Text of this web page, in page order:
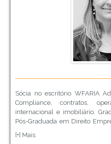
Sócia no escritório WFARIA
Compliance, contratos,
internacional e imobiliário.
Pós-Graduada em Direito
Direito Comercial, tendo
[+] Mais